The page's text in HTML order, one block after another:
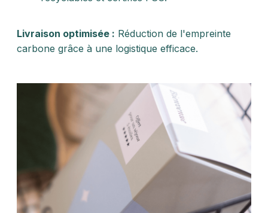
Livraison optimisée : Réduction de l'empreinte
carbone grâce à une logistique efficace.​